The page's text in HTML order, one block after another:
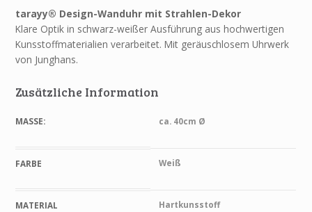
tarayy® Design-Wanduhr mit Strahlen-Dekor
Klare Optik in schwarz-weißer Ausführung aus hochwertigen
Kunsstoffmaterialien verarbeitet. Mit geräuschlosem Uhrwerk
von Junghans.
Zusätzliche Information
MASSE: ca. 40cm Ø
FARBE Weiß
MATERIAL Hartkunsstoff